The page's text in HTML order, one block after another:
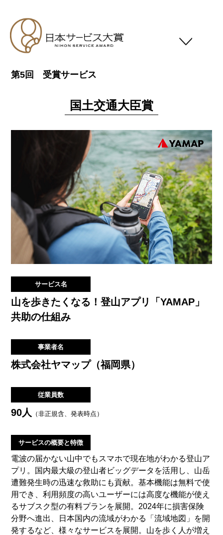
日本サービス大賞について
スケジュール
応募対象者
受賞一覧
第5回 受賞サービス
国土交通大臣賞
サービス名
山を歩きたくなる！登山アプリ「YAMAP」
共助の仕組み
事業者名
株式会社ヤマップ（福岡県）
従業員数
90人 （非正規含、発表時点）
サービスの概要と特徴
電波の届かない山中でもスマホで現在地がわかる登山ア
プリ。国内最大級の登山者ビッグデータを活用し、山岳
遭難発生時の迅速な救助にも貢献。基本機能は無料で使
用でき、利用頻度の高いユーザーには高度な機能が使え
るサブスク型の有料プランを展開。2024年に損害保険
分野へ進出、日本国内の流域がわかる「流域地図」を開
発するなど、様々なサービスを展開。山を歩く人が増え